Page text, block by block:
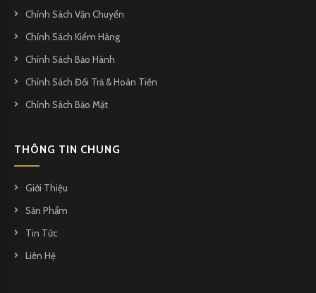
Chính Sách Vận Chuyển
Chính Sách Kiểm Hàng
Chính Sách Bảo Hành
Chính Sách Đổi Trả & Hoàn Tiền
Chính Sách Bảo Mật
THÔNG TIN CHUNG
Giới Thiệu
Sản Phẩm
Tin Tức
Liên Hệ